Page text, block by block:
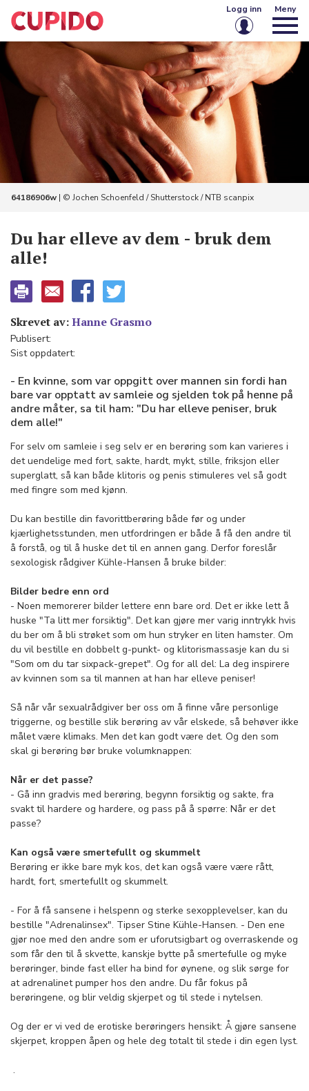
Logg inn
E-post eller brukernavn
Passord
Husk meg på denne enheten
Meny
64186906w | © Jochen Schoenfeld / Shutterstock / NTB scanpix
Du har elleve av dem - bruk dem
alle!
Skrevet av:Hanne Grasmo
Publisert:
Sist oppdatert:
- En kvinne, som var oppgitt over mannen sin fordi han
bare var opptatt av samleie og sjelden tok på henne på
andre måter, sa til ham: "Du har elleve peniser, bruk
dem alle!"
For selv om samleie i seg selv er en berøring som kan varieres i
det uendelige med fort, sakte, hardt, mykt, stille, friksjon eller
superglatt, så kan både klitoris og penis stimuleres vel så godt
med fingre som med kjønn.
Du kan bestille din favorittberøring både før og under
kjærlighetsstunden, men utfordringen er både å få den andre til
å forstå, og til å huske det til en annen gang. Derfor foreslår
sexologisk rådgiver Kühle-Hansen å bruke bilder:
Bilder bedre enn ord
- Noen memorerer bilder lettere enn bare ord. Det er ikke lett å
huske "Ta litt mer forsiktig". Det kan gjøre mer varig inntrykk hvis
du ber om å bli strøket som om hun stryker en liten hamster. Om
du vil bestille en dobbelt g-punkt- og klitorismassasje kan du si
"Som om du tar sixpack-grepet". Og for all del: La deg inspirere
av kvinnen som sa til mannen at han har elleve peniser!
Så når vår sexualrådgiver ber oss om å finne våre personlige
triggerne, og bestille slik berøring av vår elskede, så behøver ikke
målet være klimaks. Men det kan godt være det. Og den som
skal gi berøring bør bruke volumknappen:
Når er det passe?
- Gå inn gradvis med berøring, begynn forsiktig og sakte, fra
svakt til hardere og hardere, og pass på å spørre: Når er det
passe?
Kan også være smertefullt og skummelt
Berøring er ikke bare myk kos, det kan også være være rått,
hardt, fort, smertefullt og skummelt.
- For å få sansene i helspenn og sterke sexopplevelser, kan du
bestille "Adrenalinsex". Tipser Stine Kühle-Hansen. - Den ene
gjør noe med den andre som er uforutsigbart og overraskende og
som får den til å skvette, kanskje bytte på smertefulle og myke
berøringer, binde fast eller ha bind for øynene, og slik sørge for
at adrenalinet pumper hos den andre. Du får fokus på
berøringene, og blir veldig skjerpet og til stede i nytelsen.
Og der er vi ved de erotiske berøringers hensikt: Å gjøre sansene
skjerpet, kroppen åpen og hele deg totalt til stede i din egen lyst.
.